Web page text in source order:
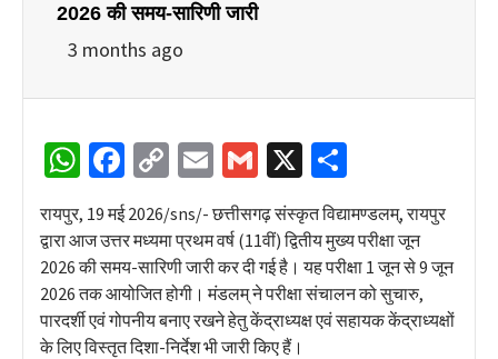
2026 की समय-सारिणी जारी
3 months ago
WhatsApp
Facebook
Copy
Link
EmailGmail
X
रायपुर, 19 मई 2026/sns/- छत्तीसगढ़ संस्कृत विद्यामण्डलम्, रायपुर
द्वारा आज उत्तर मध्यमा प्रथम वर्ष (11वीं) द्वितीय मुख्य परीक्षा जून
2026 की समय-सारिणी जारी कर दी गई है। यह परीक्षा 1 जून से 9 जून
2026 तक आयोजित होगी। मंडलम् ने परीक्षा संचालन को सुचारु,
पारदर्शी एवं गोपनीय बनाए रखने हेतु केंद्राध्यक्ष एवं सहायक केंद्राध्यक्षों
के लिए विस्तृत दिशा-निर्देश भी जारी किए हैं।